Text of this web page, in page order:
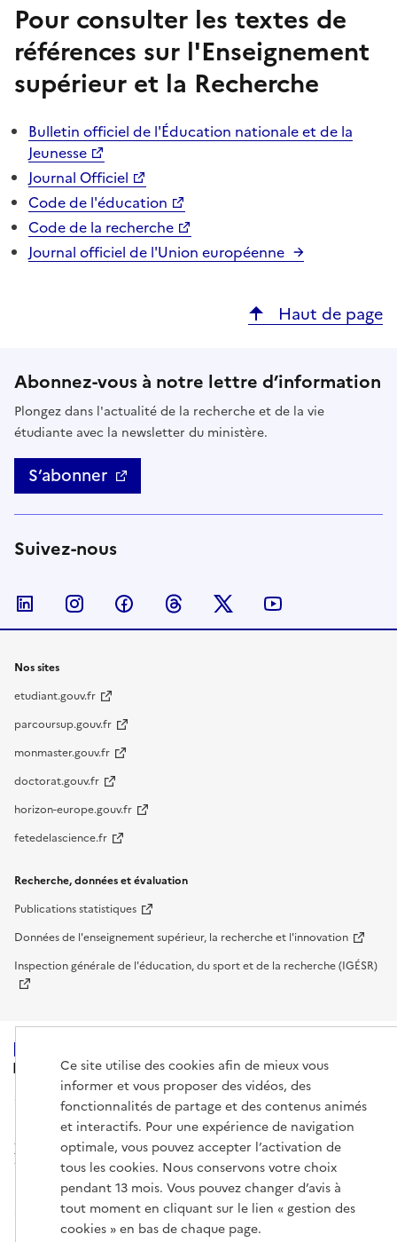
Pour consulter les textes de
références sur l'Enseignement
supérieur et la Recherche
Bulletin officiel de l'Éducation nationale et de la
Jeunesse
Journal Officiel
Code de l'éducation
Code de la recherche
Journal officiel de l'Union européenne
Haut de page
Abonnez-vous à notre lettre d’information
Plongez dans l'actualité de la recherche et de la vie
étudiante avec la newsletter du ministère.
S’abonner
Suivez-nous
Nous suivre sur LinkedIn
Nous suivre sur Instagram
Nous suivre sur Facebook
Nous suivre sur Threads
Nous suivre sur Twitter
Nos sites
etudiant.gouv.fr
parcoursup.gouv.fr
monmaster.gouv.fr
doctorat.gouv.fr
horizon-europe.gouv.fr
fetedelascience.fr
Recherche, données et évaluation
Publications statistiques
Données de l'enseignement supérieur, la recherche et l'innovation
Inspection générale de l'éducation, du sport et de la recherche (IGÉSR)
MINISTÈRE
DE L'ENSEIGNEMENT
SUPÉRIEUR,
DE LA RECHERCHE
ET DE L'ESPACE
info.gouv.fr service-public.gouv.fr
Ce site utilise des cookies afin de mieux vous
informer et vous proposer des vidéos, des
fonctionnalités de partage et des contenus animés
et interactifs. Pour une expérience de navigation
optimale, vous pouvez accepter l’activation de
tous les cookies. Nous conservons votre choix
pendant 13 mois. Vous pouvez changer d’avis à
tout moment en cliquant sur le lien « gestion des
cookies » en bas de chaque page.